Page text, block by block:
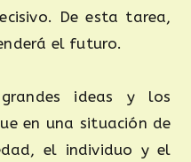
De esta tarea,
el futuro.
ideas y los
en una situación de
el individuo y el